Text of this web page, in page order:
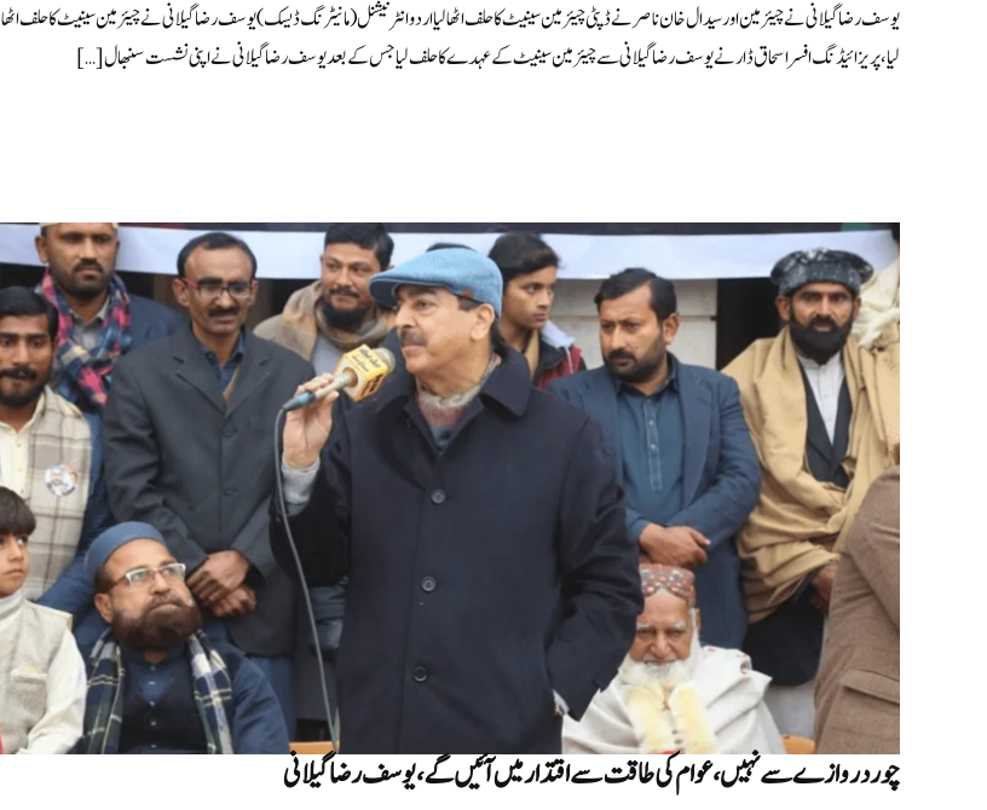
یوسف رضا گیلانی نے چیئرمین اور سیدال خان ناصر نے ڈپٹی چیئرمین سینیٹ کاحلف اٹھا لیا اردو انٹرنیشنل (مانیٹرنگ ڈیسک) یوسف رضا گیلانی نے چیئرمین سینیٹ کا حلف اٹھا
لیا،پریزائیڈنگ افسر اسحاق ڈار نے یوسف رضا گیلانی سے چیئرمین سینیٹ کے عہدے کا حلف لیا جس کے بعد یوسف رضا گیلانی نے اپنی نشست سنبھال […]
چور دروازے سے نہیں، عوام کی طاقت سے اقتدار میں آئیں گے، یوسف رضا گیلانی